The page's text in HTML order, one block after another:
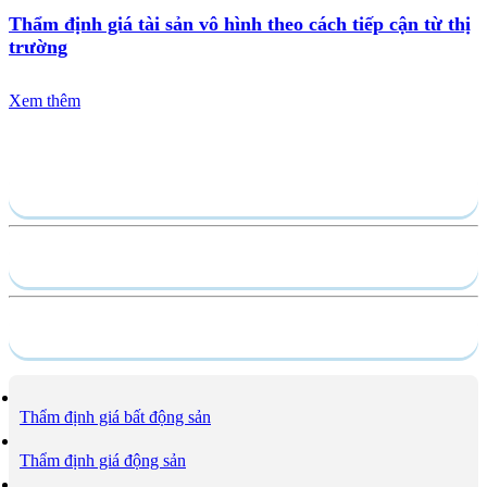
Thẩm định giá tài sản vô hình theo cách tiếp cận từ thị
trường
Xem thêm
Thẩm định giá bất động sản
Thẩm định giá động sản